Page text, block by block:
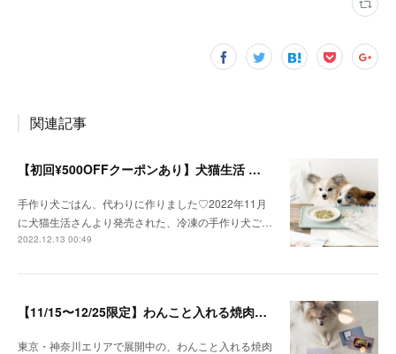
関連記事
【初回¥500OFFクーポンあり】犬猫生活 犬用手作りごはんのレシピ制作をしました♪
手作り犬ごはん、代わりに作りました♡2022年11月
に犬猫生活さんより発売された、冷凍の手作り犬ご…
2022.12.13 00:49
【11/15〜12/25限定】わんこと入れる焼肉屋うしすけ冬の限定メニュー監修
東京・神奈川エリアで展開中の、わんこと入れる焼肉